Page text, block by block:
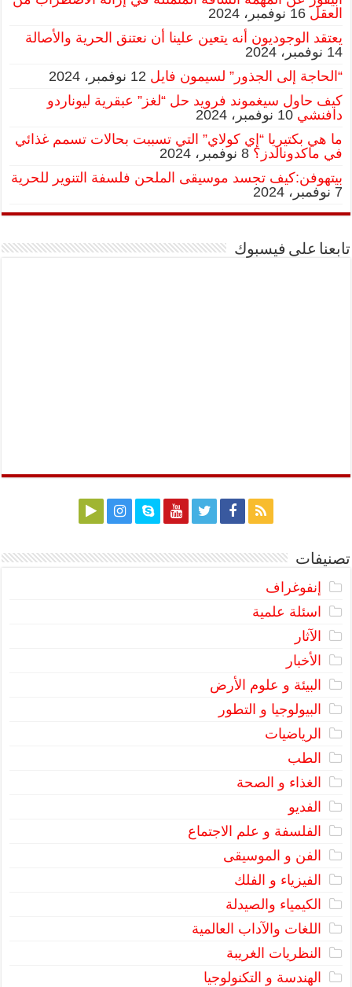
العقل 16 نوفمبر، 2024
يعتقد الوجوديون أنه يتعين علينا أن نعتنق الحرية والأصالة
14 نوفمبر، 2024
“الحاجة إلى الجذور” لسيمون فايل 12 نوفمبر، 2024
كيف حاول سيغموند فرويد حل “لغز” عبقرية ليوناردو
دافنشي 10 نوفمبر، 2024
ما هي بكتيريا “إي كولاي” التي تسببت بحالات تسمم غذائي
في ماكدونالدز؟ 8 نوفمبر، 2024
بيتهوفن:كيف تجسد موسيقى الملحن فلسفة التنوير للحرية
7 نوفمبر، 2024
تابعنا على فيسبوك
تصنيفات
إنفوغراف
اسئلة علمية
الآثار
الأخبار
البيئة و علوم الأرض
البيولوجيا و التطور
الرياضيات
الطب
الغذاء و الصحة
الفديو
الفلسفة و علم الاجتماع
الفن و الموسيقى
الفيزياء و الفلك
الكيمياء والصيدلة
اللغات والآداب العالمية
النظريات الغريبة
الهندسة و التكنولوجيا